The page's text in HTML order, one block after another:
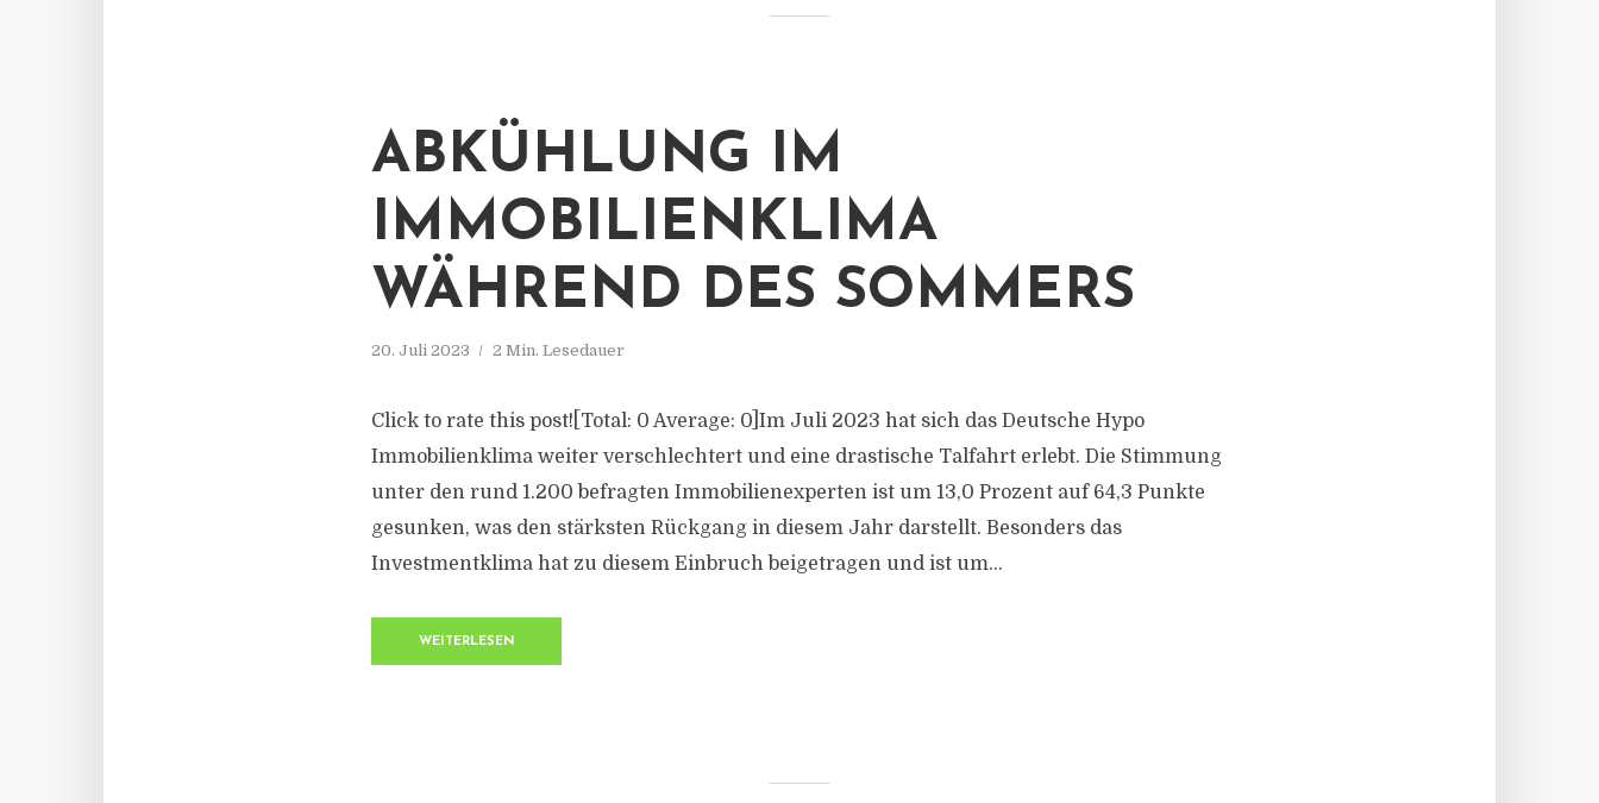
ABKÜHLUNG IM
IMMOBILIENKLIMA
WÄHREND DES SOMMERS
20. Juli 2023 2 Min. Lesedauer
Click to rate this post![Total: 0 Average: 0]Im Juli 2023 hat sich das Deutsche Hypo
Immobilienklima weiter verschlechtert und eine drastische Talfahrt erlebt. Die Stimmung
unter den rund 1.200 befragten Immobilienexperten ist um 13,0 Prozent auf 64,3 Punkte
gesunken, was den stärksten Rückgang in diesem Jahr darstellt. Besonders das
Investmentklima hat zu diesem Einbruch beigetragen und ist um...
WEITERLESEN